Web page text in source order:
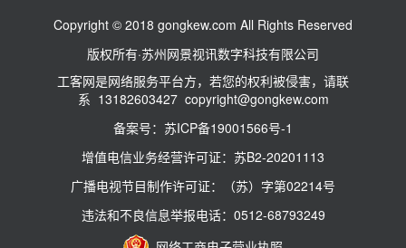
Copyright © 2018 gongkew.com All Rights Reserved
版权所有·苏州网景视讯数字科技有限公司
工客网是网络服务平台方，若您的权利被侵害，请联
系 13182603427 copyright@gongkew.com
备案号：苏ICP备19001566号-1
增值电信业务经营许可证：苏B2-20201113
广播电视节目制作许可证：（苏）字第02214号
违法和不良信息举报电话：0512-68793249